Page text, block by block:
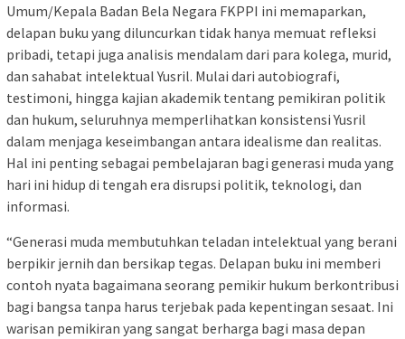
Umum/Kepala Badan Bela Negara FKPPI ini memaparkan,
delapan buku yang diluncurkan tidak hanya memuat refleksi
pribadi, tetapi juga analisis mendalam dari para kolega, murid,
dan sahabat intelektual Yusril. Mulai dari autobiografi,
testimoni, hingga kajian akademik tentang pemikiran politik
dan hukum, seluruhnya memperlihatkan konsistensi Yusril
dalam menjaga keseimbangan antara idealisme dan realitas.
Hal ini penting sebagai pembelajaran bagi generasi muda yang
hari ini hidup di tengah era disrupsi politik, teknologi, dan
informasi.
“Generasi muda membutuhkan teladan intelektual yang berani
berpikir jernih dan bersikap tegas. Delapan buku ini memberi
contoh nyata bagaimana seorang pemikir hukum berkontribusi
bagi bangsa tanpa harus terjebak pada kepentingan sesaat. Ini
warisan pemikiran yang sangat berharga bagi masa depan